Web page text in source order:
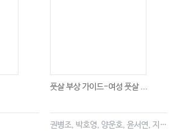
풋살 부상 가이드-여성 풋살 ...
권병조, 박호영, 양운호, 윤서연, 지현우